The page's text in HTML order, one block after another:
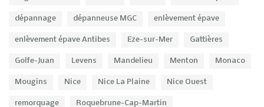
dépannage dépanneuse MGC enlèvement épave
enlèvement épave Antibes Eze-sur-Mer Gattières
Golfe-Juan Levens Mandelieu Menton Monaco
Mougins Nice Nice La Plaine Nice Ouest
remorquage Roquebrune-Cap-Martin